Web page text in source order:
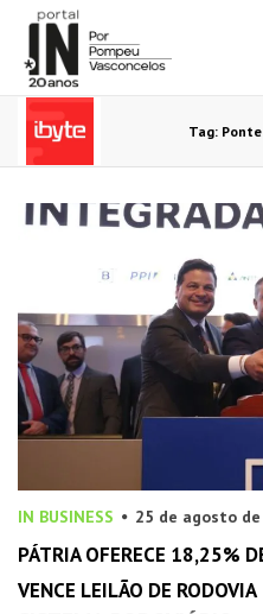
Tag:
IN BUSINESS 25 de agosto
PÁTRIA OFERECE 18,25%
VENCE LEILÃO DE RODOVIA